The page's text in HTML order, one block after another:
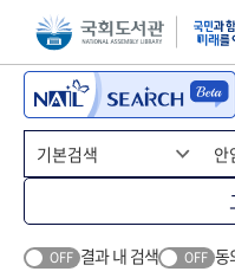
본문 바로가기주메뉴 바로가기
OFF 결과 내 검색 OFF 동